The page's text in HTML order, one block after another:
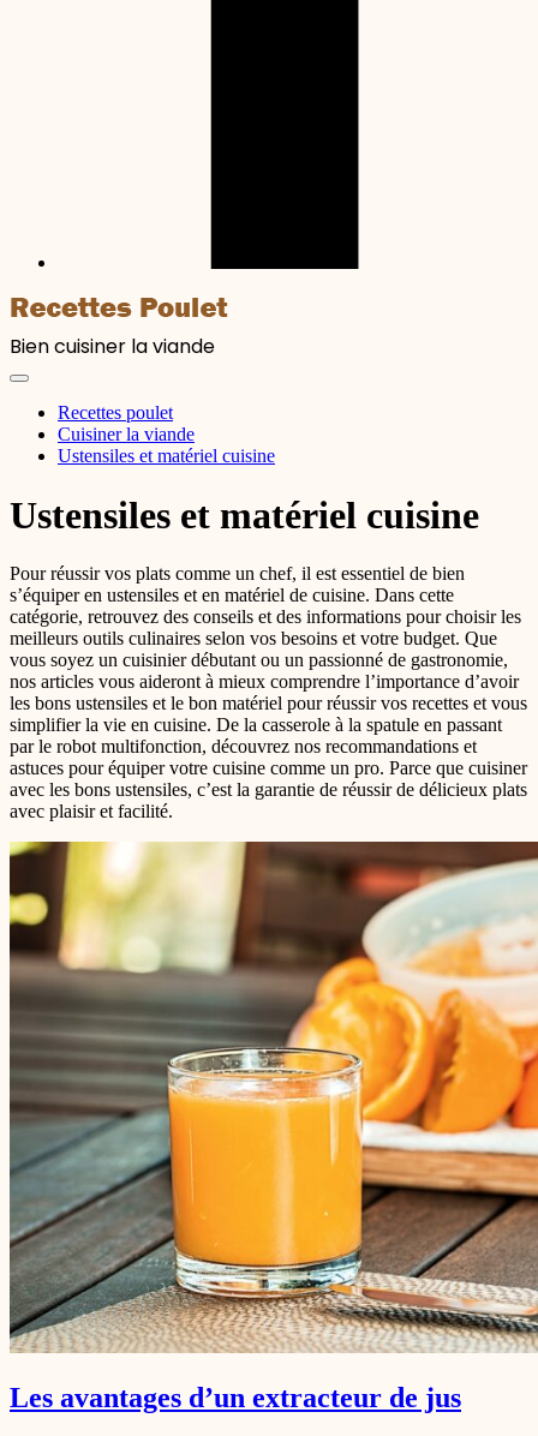
Bien cuisiner la viande
Recettes poulet
Cuisiner la viande
Ustensiles et matériel cuisine
Ustensiles et matériel cuisine
Pour réussir vos plats comme un chef, il est essentiel de bien
s’équiper en ustensiles et en matériel de cuisine. Dans cette
catégorie, retrouvez des conseils et des informations pour choisir les
meilleurs outils culinaires selon vos besoins et votre budget. Que
vous soyez un cuisinier débutant ou un passionné de gastronomie,
nos articles vous aideront à mieux comprendre l’importance d’avoir
les bons ustensiles et le bon matériel pour réussir vos recettes et vous
simplifier la vie en cuisine. De la casserole à la spatule en passant
par le robot multifonction, découvrez nos recommandations et
astuces pour équiper votre cuisine comme un pro. Parce que cuisiner
avec les bons ustensiles, c’est la garantie de réussir de délicieux plats
avec plaisir et facilité.
Les avantages d’un extracteur de jus